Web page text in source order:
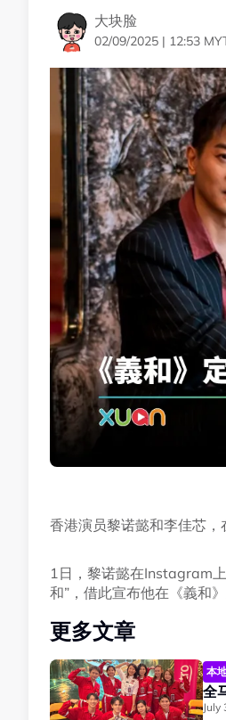
大块脸
02/09/2025 | 12:53
香港演员黎诺懿和李佳芯
1日，黎诺懿在Instagram
和”，借此宣布他在《義和
更多文章
本
全
July